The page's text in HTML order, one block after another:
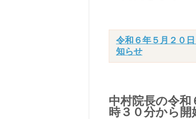
令和６年５月２０
知らせ
中村院長の令和
時３０分から開